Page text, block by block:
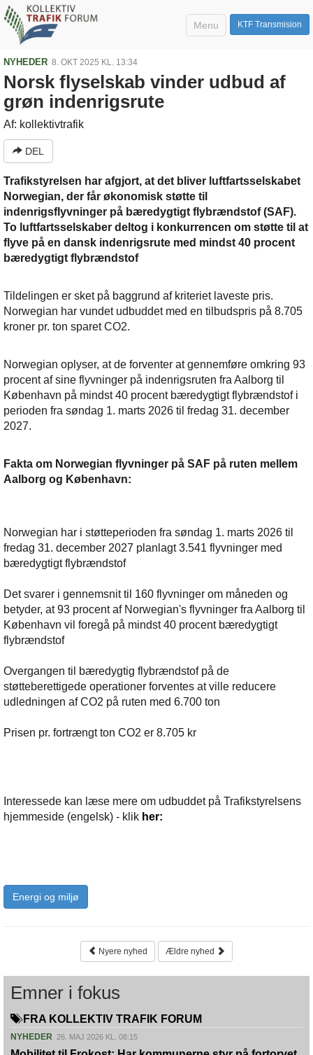
KTF Transmision
Menu
NYHEDER 8. OKT 2025 KL. 13:34
Norsk flyselskab vinder udbud af
grøn indenrigsrute
Af: kollektivtrafik
DEL
Trafikstyrelsen har afgjort, at det bliver luftfartsselskabet
Norwegian, der får økonomisk støtte til
indenrigsflyvninger på bæredygtigt flybrændstof (SAF).
To luftfartsselskaber deltog i konkurrencen om støtte til at
flyve på en dansk indenrigsrute med mindst 40 procent
bæredygtigt flybrændstof
Tildelingen er sket på baggrund af kriteriet laveste pris.
Norwegian har vundet udbuddet med en tilbudspris på 8.705
kroner pr. ton sparet CO2.
Norwegian oplyser, at de forventer at gennemføre omkring 93
procent af sine flyvninger på indenrigsruten fra Aalborg til
København på mindst 40 procent bæredygtigt flybrændstof i
perioden fra søndag 1. marts 2026 til fredag 31. december
2027.
Fakta om Norwegian flyvninger på SAF på ruten mellem
Aalborg og København:
Norwegian har i støtteperioden fra søndag 1. marts 2026 til
fredag 31. december 2027 planlagt 3.541 flyvninger med
bæredygtigt flybrændstof
Det svarer i gennemsnit til 160 flyvninger om måneden og
betyder, at 93 procent af Norwegian's flyvninger fra Aalborg til
København vil foregå på mindst 40 procent bæredygtigt
flybrændstof
Overgangen til bæredygtig flybrændstof på de
støtteberettigede operationer forventes at ville reducere
udledningen af CO2 på ruten med 6.700 ton
Prisen pr. fortrængt ton CO2 er 8.705 kr
Interessede kan læse mere om udbuddet på Trafikstyrelsens
hjemmeside (engelsk) - klik her:
Energi og miljø
Nyere nyhed Ældre nyhed
Emner i fokus
FRA KOLLEKTIV TRAFIK FORUM
NYHEDER 26. MAJ 2026 KL. 08:15